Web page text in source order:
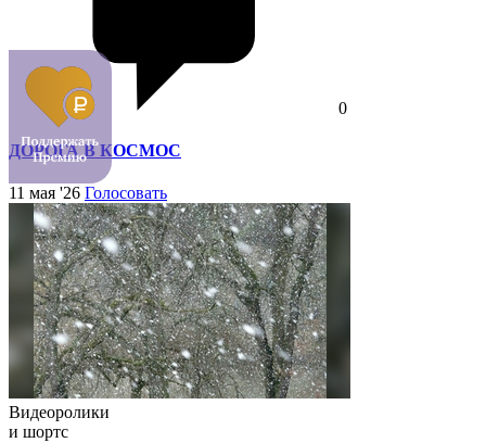
0
ДОРОГА В КОСМОС
11 мая '26 Голосовать
Видеоролики
и шортс